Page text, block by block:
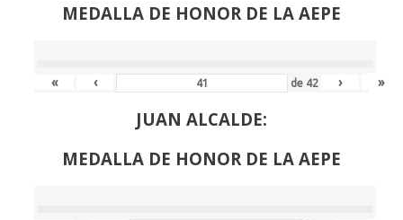
MEDALLA DE HONOR DE LA AEPE
« ‹ de 42 › »
JUAN ALCALDE:
MEDALLA DE HONOR DE LA AEPE